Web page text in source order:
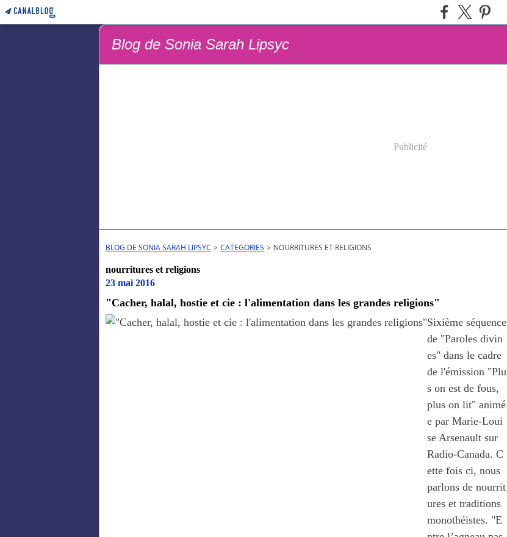
Blog de Sonia Sarah Lipsyc
Publicité
BLOG DE SONIA SARAH LIPSYC > CATEGORIES > NOURRITURES ET RELIGIONS
nourritures et religions
23 mai 2016
"Cacher, halal, hostie et cie : l'alimentation dans les grandes religions"
Sixième séquence
de "Paroles divin
es" dans le cadre
de l'émission "Plu
s on est de fous,
plus on lit" animé
e par Marie-Loui
se Arsenault sur
Radio-Canada. C
ette fois ci, nous
parlons de nourrit
ures et traditions
monothéistes. "E